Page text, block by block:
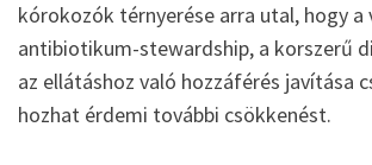
kórokozók térnyerése arra utal, hogy a
antibiotikum-stewardship, a korszerű
az ellátáshoz való hozzáférés javítása
hozhat érdemi további csökkenést.